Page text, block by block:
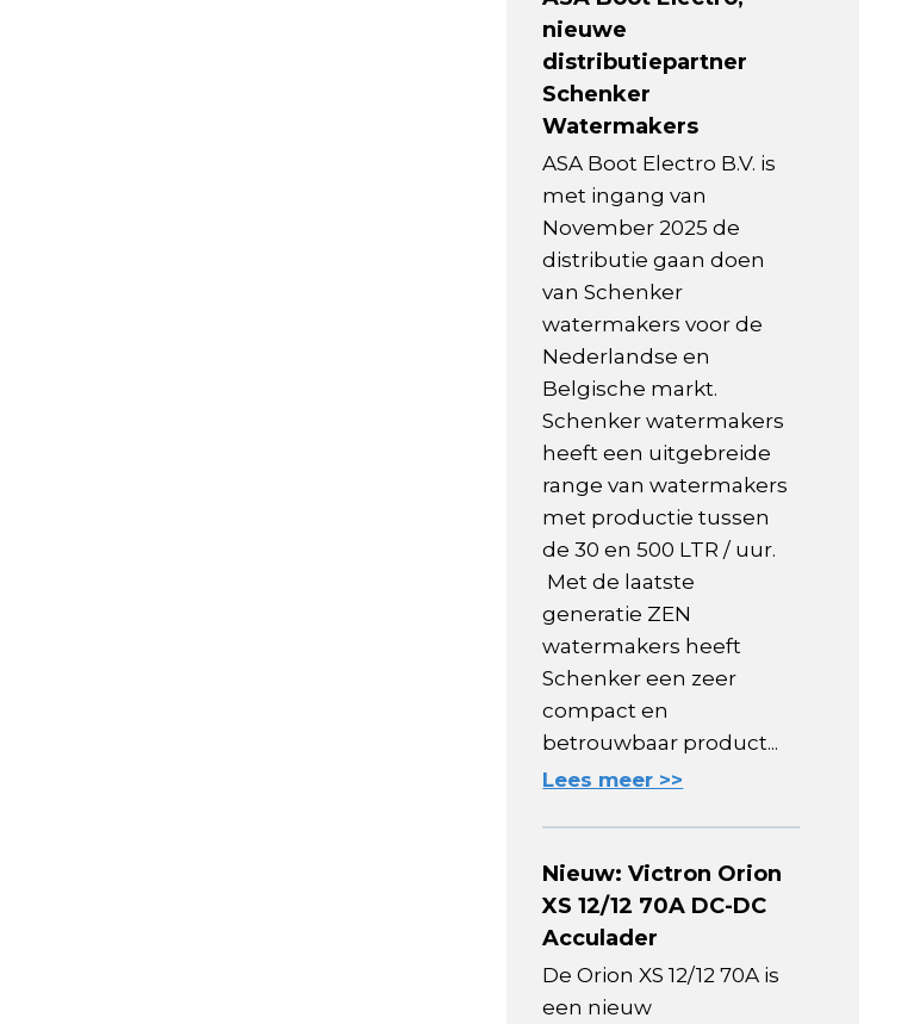
nieuwe
distributiepartner
Schenker
Watermakers
ASA Boot Electro B.V. is
met ingang van
November 2025 de
distributie gaan doen
van Schenker
watermakers voor de
Nederlandse en
Belgische markt.
Schenker watermakers
heeft een uitgebreide
range van watermakers
met productie tussen
de 30 en 500 LTR / uur.
Met de laatste
generatie ZEN
watermakers heeft
Schenker een zeer
compact en
betrouwbaar product...
Lees meer >>
Nieuw: Victron Orion
XS 12/12 70A DC-DC
Acculader
De Orion XS 12/12 70A is
een nieuw